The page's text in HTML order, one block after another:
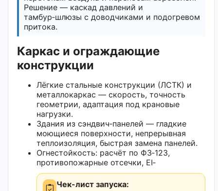
Решение — каскад давлений и
тамбур‑шлюзы с доводчиками и подогревом
притока.
Каркас и ограждающие
конструкции
Лёгкие стальные конструкции (ЛСТК) и
металлокаркас — скорость, точность
геометрии, адаптация под крановые
нагрузки.
Здания из сэндвич‑панелей — гладкие
моющиеся поверхности, непрерывная
теплоизоляция, быстрая замена панелей.
Огнестойкость: расчёт по ФЗ‑123,
противопожарные отсечки, EI‑
Чек-лист запуска: